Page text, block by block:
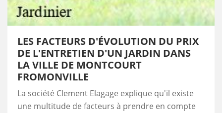
LES FACTEURS D'ÉVOLUTION DU PRIX
DE L'ENTRETIEN D'UN JARDIN DANS
LA VILLE DE MONTCOURT
FROMONVILLE
La société Clement Elagage explique qu'il existe
une multitude de facteurs à prendre en compte